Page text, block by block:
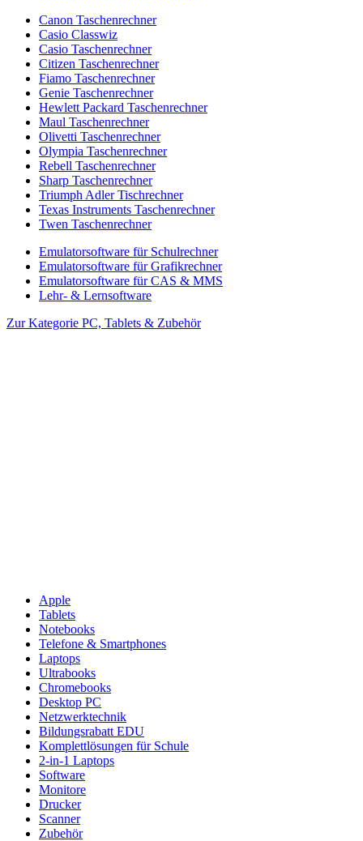
Canon Taschenrechner
Casio Classwiz
Casio Taschenrechner
Citizen Taschenrechner
Fiamo Taschenrechner
Genie Taschenrechner
Hewlett Packard Taschenrechner
Maul Taschenrechner
Olivetti Taschenrechner
Olympia Taschenrechner
Rebell Taschenrechner
Sharp Taschenrechner
Triumph Adler Tischrechner
Texas Instruments Taschenrechner
Twen Taschenrechner
Emulatorsoftware für Schulrechner
Emulatorsoftware für Grafikrechner
Emulatorsoftware für CAS & MMS
Lehr- & Lernsoftware
Zur Kategorie PC, Tablets & Zubehör
Apple
Tablets
Notebooks
Telefone & Smartphones
Laptops
Ultrabooks
Chromebooks
Desktop PC
Netzwerktechnik
Bildungsrabatt EDU
Komplettlösungen für Schule
2-in-1 Laptops
Software
Monitore
Drucker
Scanner
Zubehör